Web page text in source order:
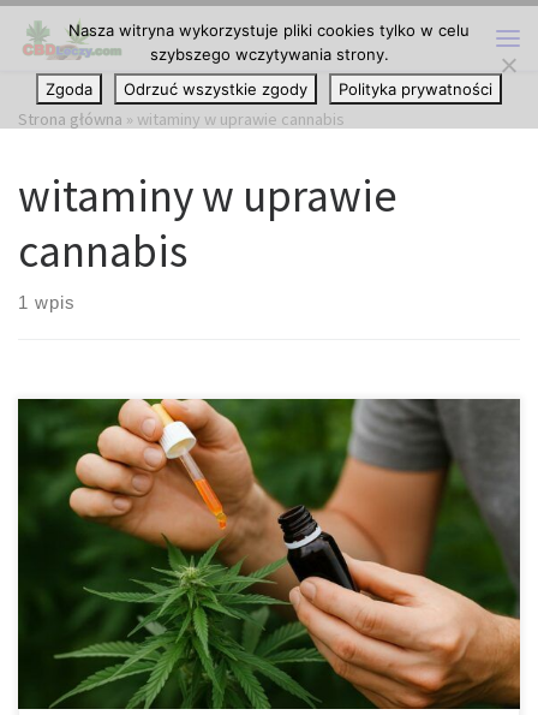
Przejdź do treści
Strona główna » witaminy w uprawie cannabis
witaminy w uprawie
cannabis
1 wpis
Hydroponika biologiczna – witaminy i biostymulatory jako siła
napędowa zrównoważonego rolnictwa Hydroponika, czyli sztuka
uprawy roślin bez użycia gleby, stała się symbolem
nowoczesnego podejścia do produkcji żywności. W dobie
globalnych zmian klimatycznych, wyjałowienia gleb i rosnącego
zapotrzebowania na świeże produkty, ta metoda stanowi realną
alternatywę dla tradycyjnego rolnictwa. Jednak to, […]
Nasza witryna wykorzystuje pliki cookies tylko w celu
szybszego wczytywania strony.
Zgoda
Odrzuć wszystkie zgody Polityka prywatności